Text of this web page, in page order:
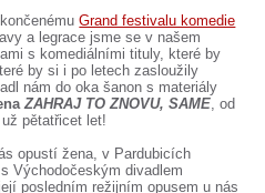
Grand festivalu komedie
a legrace jsme se v našem
s komediálními tituly, které by
by si i po letech zasloužily
nám do oka šanon s materiály
ZAHRAJ TO ZNOVU, SAME, od
pětatřicet let!
opustí žena, v Pardubicích
Východočeským divadlem
posledním režijním opusem u nás